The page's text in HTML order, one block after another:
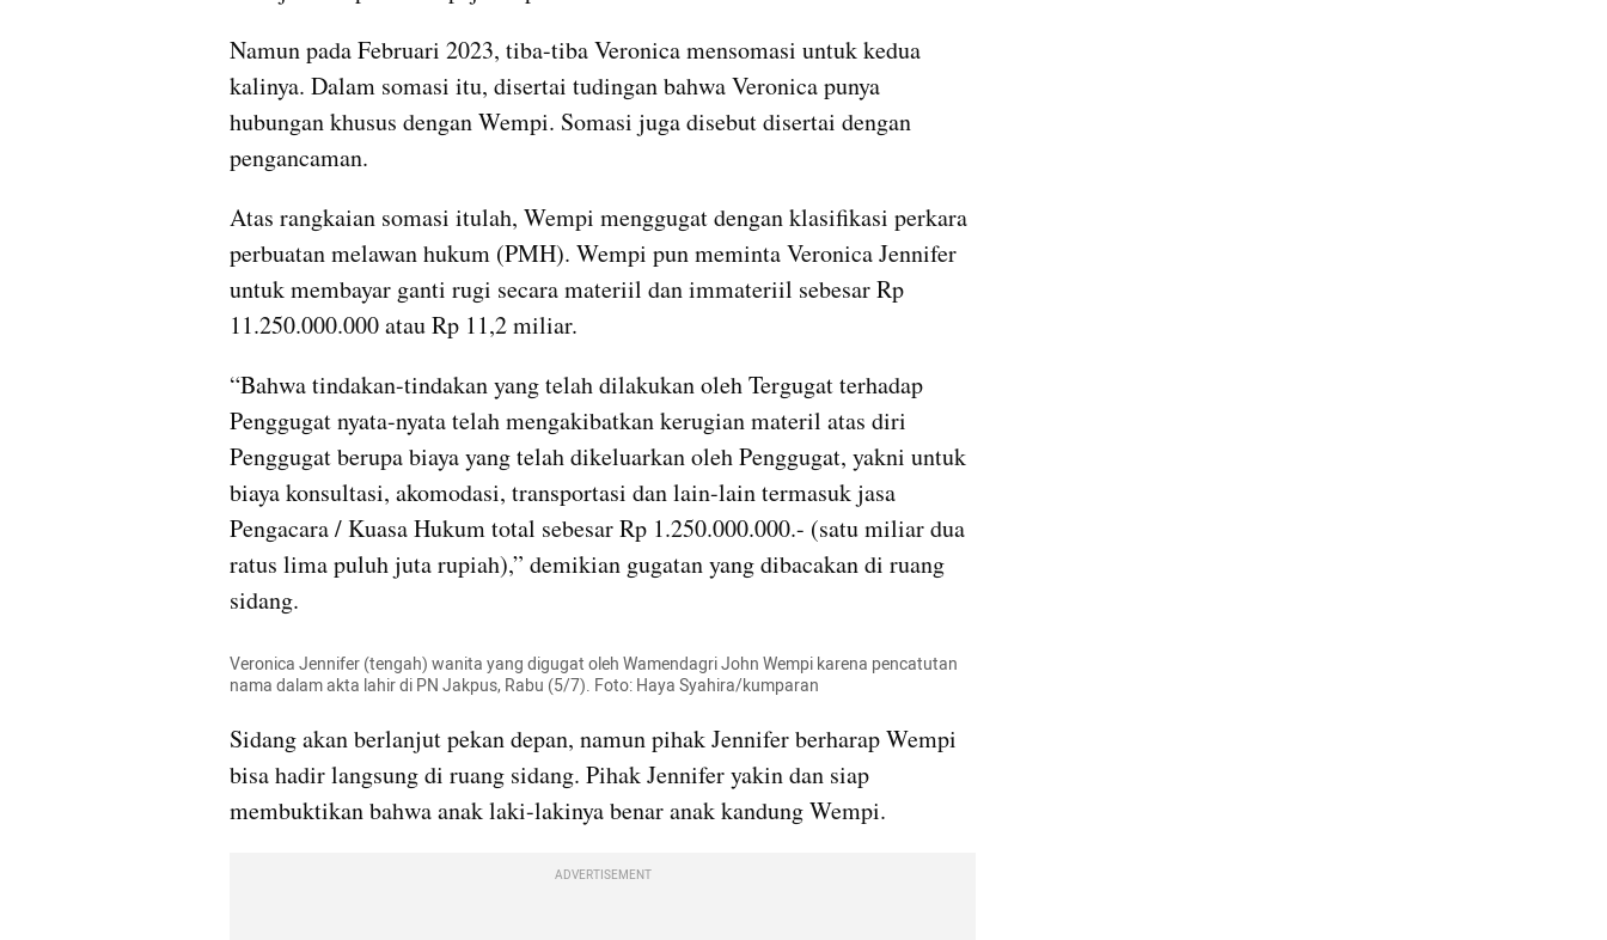
Namun pada Februari 2023, tiba-tiba Veronica mensomasi untuk kedua
kalinya. Dalam somasi itu, disertai tudingan bahwa Veronica punya
hubungan khusus dengan Wempi. Somasi juga disebut disertai dengan
pengancaman.
Atas rangkaian somasi itulah, Wempi menggugat dengan klasifikasi perkara
perbuatan melawan hukum (PMH). Wempi pun meminta Veronica Jennifer
untuk membayar ganti rugi secara materiil dan immateriil sebesar Rp
11.250.000.000 atau Rp 11,2 miliar.
“Bahwa tindakan-tindakan yang telah dilakukan oleh Tergugat terhadap
Penggugat nyata-nyata telah mengakibatkan kerugian materil atas diri
Penggugat berupa biaya yang telah dikeluarkan oleh Penggugat, yakni untuk
biaya konsultasi, akomodasi, transportasi dan lain-lain termasuk jasa
Pengacara / Kuasa Hukum total sebesar Rp 1.250.000.000.- (satu miliar dua
ratus lima puluh juta rupiah),” demikian gugatan yang dibacakan di ruang
sidang.
Veronica Jennifer (tengah) wanita yang digugat oleh Wamendagri John Wempi karena pencatutan
nama dalam akta lahir di PN Jakpus, Rabu (5/7). Foto: Haya Syahira/kumparan
Sidang akan berlanjut pekan depan, namun pihak Jennifer berharap Wempi
bisa hadir langsung di ruang sidang. Pihak Jennifer yakin dan siap
membuktikan bahwa anak laki-lakinya benar anak kandung Wempi.
ADVERTISEMENT